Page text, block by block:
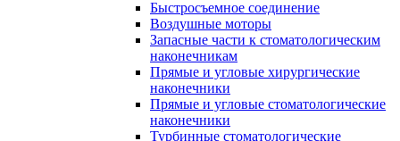
Быстросъемное соединение
Воздушные моторы
Запасные части к стоматологическим
наконечникам
Прямые и угловые хирургические
наконечники
Прямые и угловые стоматологические
наконечники
Турбинные стоматологические